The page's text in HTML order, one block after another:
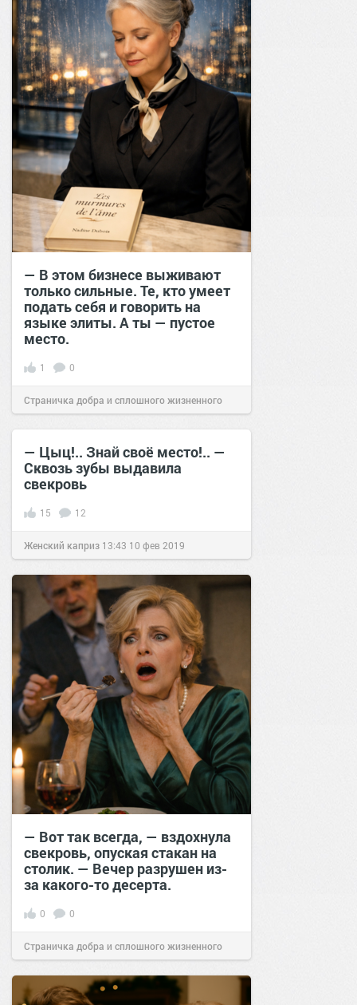
— В этом бизнесе выживают
только сильные. Те, кто умеет
подать себя и говорить на
языке элиты. А ты — пустое
место.
1 0
Страничка добра и сплошного жизненного
позитива! 12:58 08 апр 2026
— Цыц!.. Знай своё место!.. —
Сквозь зубы выдавила
свекровь
15 12
Женский каприз 13:43 10 фев 2019
— Вот так всегда, — вздохнула
свекровь, опуская стакан на
столик. — Вечер разрушен из-
за какого-то десерта.
0 0
Страничка добра и сплошного жизненного
позитива!12:3917 фев 2026